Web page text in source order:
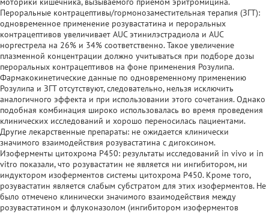
Пероральные контрацептивы/гормонозаместительная терапия (ЗГТ):
одновременное применение розувастатина и пероральных
контрацептивов увеличивает AUC этинилэстрадиола и AUC
норгестрела на 26% и 34% соответственно. Такое увеличение
плазменной концентрации должно учитываться при подборе дозы
пероральных контрацептивов на фоне применения Розулипа.
Фармакокинетические данные по одновременному применению
Розулипа и ЗГТ отсутствуют, следовательно, нельзя исключить
аналогичного эффекта и при использовании этого сочетания. Однако
подобная комбинация широко использовалась во время проведения
клинических исследований и хорошо переносилась пациентами.
Другие лекарственные препараты: не ожидается клинически
значимого взаимодействия розувастатина с дигоксином.
Изоферменты цитохрома Р450: результаты исследований in vivo и in
vitro показали, что розувастатин не является ни ингибитором, ни
индуктором изоферментов системы цитохрома Р450. Кроме того,
розувастатин является слабым субстратом для этих изоферментов. Не
было отмечено клинически значимого взаимодействия между
розувастатином и флуконазолом (ингибитором изоферментов